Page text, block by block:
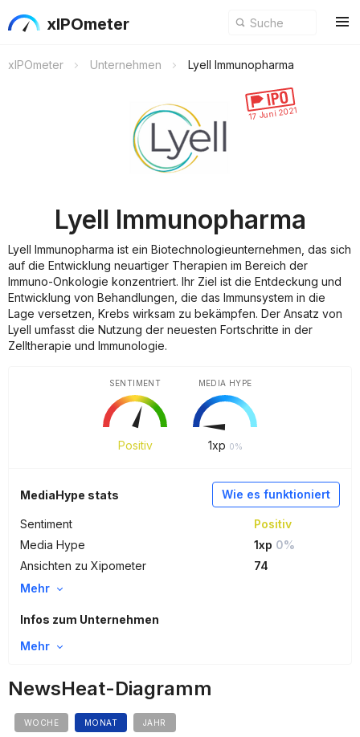
xIPOmeter
xIPOmeter Unternehmen Lyell Immunopharma
17 Juni 2021
Lyell Immunopharma
Lyell Immunopharma ist ein Biotechnologieunternehmen, das sich
auf die Entwicklung neuartiger Therapien im Bereich der
Immuno-Onkologie konzentriert. Ihr Ziel ist die Entdeckung und
Entwicklung von Behandlungen, die das Immunsystem in die
Lage versetzen, Krebs wirksam zu bekämpfen. Der Ansatz von
Lyell umfasst die Nutzung der neuesten Fortschritte in der
Zelltherapie und Immunologie.
Positiv
SENTIMENT
1xp 0%
MEDIA HYPE
Wie es funktioniert
MediaHype stats
Sentiment
Positiv
Media Hype
1xp 0%
Ansichten zu Xipometer
74
Mehr
Infos zum Unternehmen
Mehr
NewsHeat-Diagramm
WOCHE MONAT JAHR